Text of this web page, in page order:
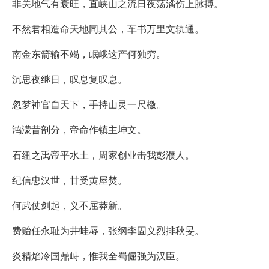
非关地气有衰旺，直峡山之流日夜荡潏伤上脉搏。
不然君相造命天地同其公，车书万里文轨通。
南金东箭输不竭，岷峨这产何独穷。
沉思夜继日，叹息复叹息。
忽梦神官自天下，手持山灵一尺檄。
鸿濛昔剖分，帝命作镇主坤文。
石纽之禹帝平水土，周家创业击我彭濮人。
纪信忠汉世，甘受黄屋焚。
何武仗剑起，义不屈莽新。
费贻任永耻为井蛙辱，张纲李固义烈排秋旻。
炎精焰冷国鼎峙，惟我全蜀倔强为汉臣。